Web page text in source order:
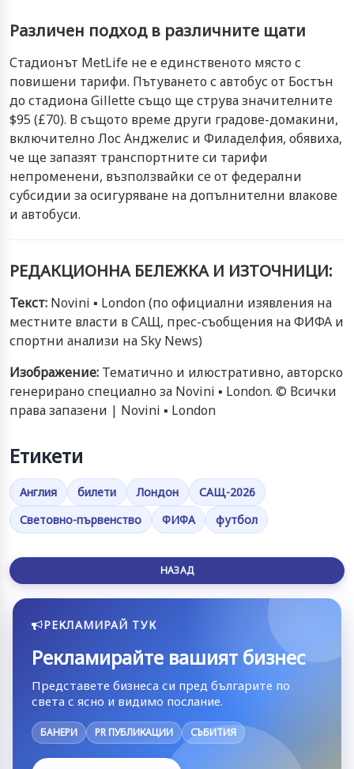
Различен подход в различните щати
Стадионът MetLife не е единственото място с
повишени тарифи. Пътуването с автобус от Бостън
до стадиона Gillette също ще струва значителните
$95 (£70). В същото време други градове-домакини,
включително Лос Анджелис и Филаделфия, обявиха,
че ще запазят транспортните си тарифи
непроменени, възползвайки се от федерални
субсидии за осигуряване на допълнителни влакове
и автобуси.
РЕДАКЦИОННА БЕЛЕЖКА И ИЗТОЧНИЦИ:
Текст: Novini ▪ London (по официални изявления на
местните власти в САЩ, прес-съобщения на ФИФА и
спортни анализи на Sky News)
Изображение: Тематично и илюстративно, авторско
генерирано специално за Novini ▪ London. © Всички
права запазени | Novini ▪ London
Етикети
Англия билети Лондон
САЩ-2026
Световно-първенство
ФИФА футбол
НАЗАД
РЕКЛАМИРАЙ ТУК
Рекламирайте вашият бизнес
Представете бизнеса си пред българите по
света с ясно и видимо послание.
БАНЕРИ PR ПУБЛИКАЦИИ СЪБИТИЯ